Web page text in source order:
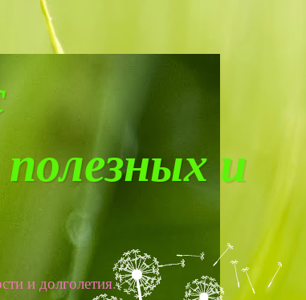
и
и долголетия.